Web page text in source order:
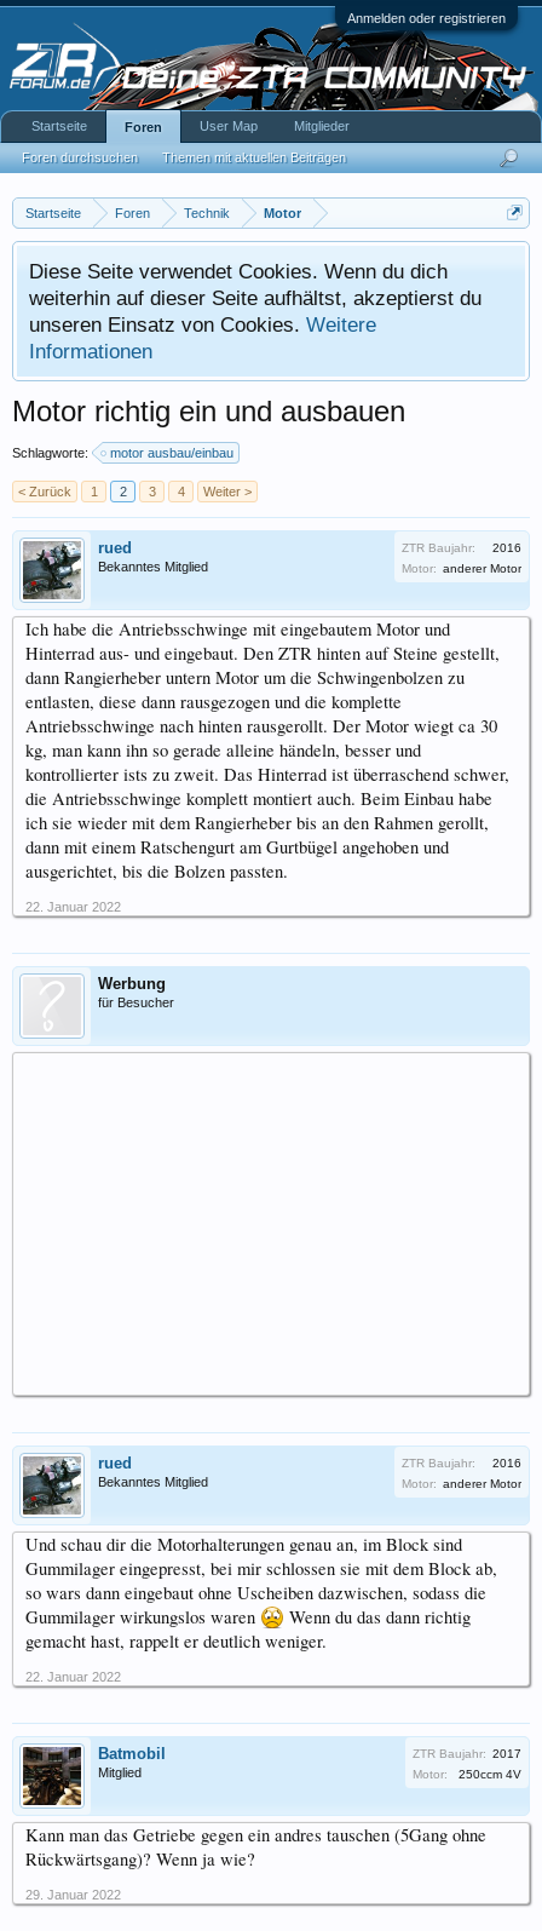
Anmelden oder registrieren
Startseite Foren Technik Motor
Diese Seite verwendet Cookies. Wenn du dich
weiterhin auf dieser Seite aufhältst, akzeptierst du
unseren Einsatz von Cookies. Weitere
Informationen
Motor richtig ein und ausbauen
Schlagworte: motor ausbau/einbau
< Zurück 1 2 3 4 Weiter >
rued
Bekanntes Mitglied
ZTR Baujahr:
2016
Motor: anderer Motor
Ich habe die Antriebsschwinge mit eingebautem Motor und
Hinterrad aus- und eingebaut. Den ZTR hinten auf Steine gestellt,
dann Rangierheber untern Motor um die Schwingenbolzen zu
entlasten, diese dann rausgezogen und die komplette
Antriebsschwinge nach hinten rausgerollt. Der Motor wiegt ca 30
kg, man kann ihn so gerade alleine händeln, besser und
kontrollierter ists zu zweit. Das Hinterrad ist überraschend schwer,
die Antriebsschwinge komplett montiert auch. Beim Einbau habe
ich sie wieder mit dem Rangierheber bis an den Rahmen gerollt,
dann mit einem Ratschengurt am Gurtbügel angehoben und
ausgerichtet, bis die Bolzen passten.
22. Januar 2022
Werbung
für Besucher
rued
Bekanntes Mitglied
ZTR Baujahr:
2016
Motor: anderer Motor
Und schau dir die Motorhalterungen genau an, im Block sind
Gummilager eingepresst, bei mir schlossen sie mit dem Block ab,
so wars dann eingebaut ohne Uscheiben dazwischen, sodass die
Gummilager wirkungslos waren
Wenn du das dann richtig
gemacht hast, rappelt er deutlich weniger.
22. Januar 2022
Batmobil
Mitglied
ZTR Baujahr: 2017
Motor:
250ccm 4V
Kann man das Getriebe gegen ein andres tauschen (5Gang ohne
Rückwärtsgang)? Wenn ja wie?
29. Januar 2022
Startseite Foren
Foren durchsuchen Themen mit aktuellen Beiträgen
User Map Mitglieder